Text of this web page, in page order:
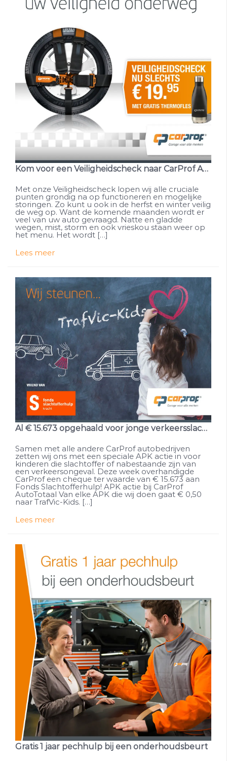
Kom voor een Veiligheidscheck naar CarProf AutoTotaal!
Met onze Veiligheidscheck lopen wij alle cruciale
punten grondig na op functioneren en mogelijke
storingen. Zo kunt u ook in de herfst en winter veilig
de weg op. Want de komende maanden wordt er
veel van uw auto gevraagd. Natte en gladde
wegen, mist, storm en ook vrieskou staan weer op
het menu. Het wordt […]
Lees meer
Al € 15.673 opgehaald voor jonge verkeersslachtoffers
Samen met alle andere CarProf autobedrijven
zetten wij ons met een speciale APK actie in voor
kinderen die slachtoffer of nabestaande zijn van
een verkeersongeval. Deze week overhandigde
CarProf een cheque ter waarde van € 15.673 aan
Fonds Slachtofferhulp! APK actie bij CarProf
AutoTotaal Van elke APK die wij doen gaat € 0,50
naar TrafVic-Kids. […]
Lees meer
Gratis 1 jaar pechhulp bij een onderhoudsbeurt